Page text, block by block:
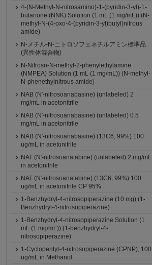
4-(N-Methyl-N-nitrosamino)-1-(pyridin-3-yl)-1-
butanone (NNK) Solution (1 mL (1 mg/mL)) (N-
methyl-N-(4-oxo-4-(pyridin-3-yl)butyl)nitrous
amide)
N-メチル-N-ニトロソフェネチルアミン標準品
(異性体混合物)
N-Nitroso-N-methyl-2-phenylethylamine
(NMPEA) Solution (1 mL (1 mg/mL)) (N-methyl-
N-phenethylnitrous amide)
NAB (N′-nitrosoanabasine) (unlabeled) 2
mg/mL in acetonitrile
NAB (N′-nitrosoanabasine) (unlabeled) 0.5
mg/mL in acetonitrile
NAB (N′-nitrosoanabasine) (13C6, 99%) 100
ug/mL in acetonitrile
NAT (N′-nitrosoanatabine) (unlabeled) 2 mg/mL
in acetonitrile
NAT (N′-nitrosoanatabine) (13C6, 99%) 100
ug/mL in acetonitrile CP 95%
1-Benzhydryl-4-nitrosopiperazine (10 mg) (1-
Benzhydryl-4-nitrosopiperazine)
1-Benzhydryl-4-nitrosopiperazine Solution (1
mL (1 mg/mL)) (1-benzhydryl-4-
nitrosopiperazine)
1-Cyclopentyl-4-nitrosopiperazine (CPNP), 100
ug/mL in Methanol